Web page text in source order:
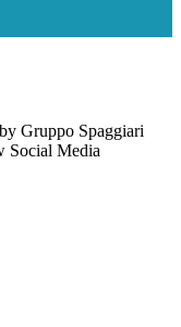
Gruppo Spaggiari
Social Media